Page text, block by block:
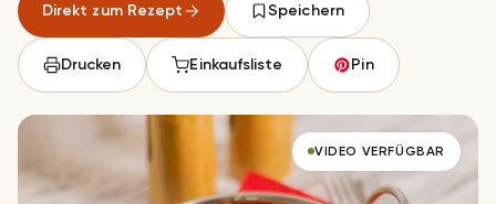
Direkt zum Rezept
Speichern
Speichern
Drucken Einkaufsliste Pin
VIDEO VERFÜGBAR